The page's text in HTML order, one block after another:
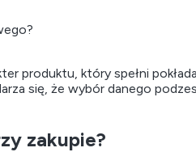
produktu, który spełni
się, że wybór danego
zakupie?